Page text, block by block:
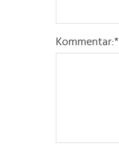
Kommentar:*